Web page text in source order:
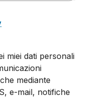
miei dati personali
mediante
e-mail, notifiche